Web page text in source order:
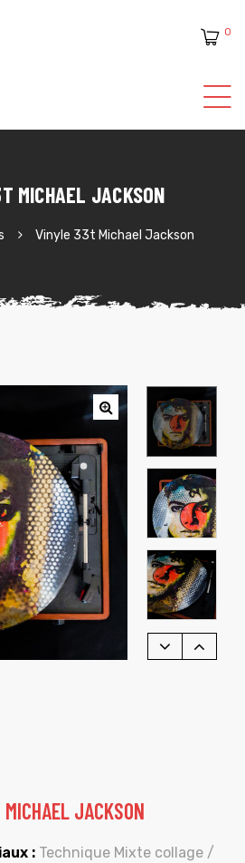
0
MICHAEL JACKSON
Vinyle 33t Michael Jackson
JACKSON
: Technique Mixte collage /